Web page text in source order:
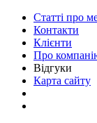
Статті про
Контакти
Клієнти
Про
Відгуки
Карта сайту